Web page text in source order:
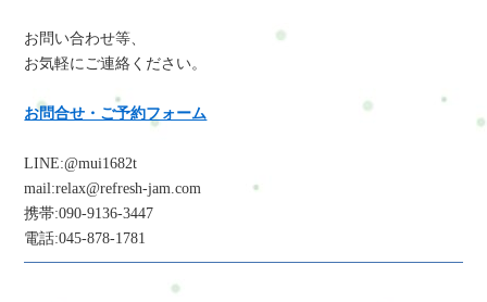
お問い合わせ等、
お気軽にご連絡ください。
お問合せ・ご予約フォーム
LINE:@mui1682t
mail:relax@refresh-jam.com
携帯:090-9136-3447
電話:045-878-1781